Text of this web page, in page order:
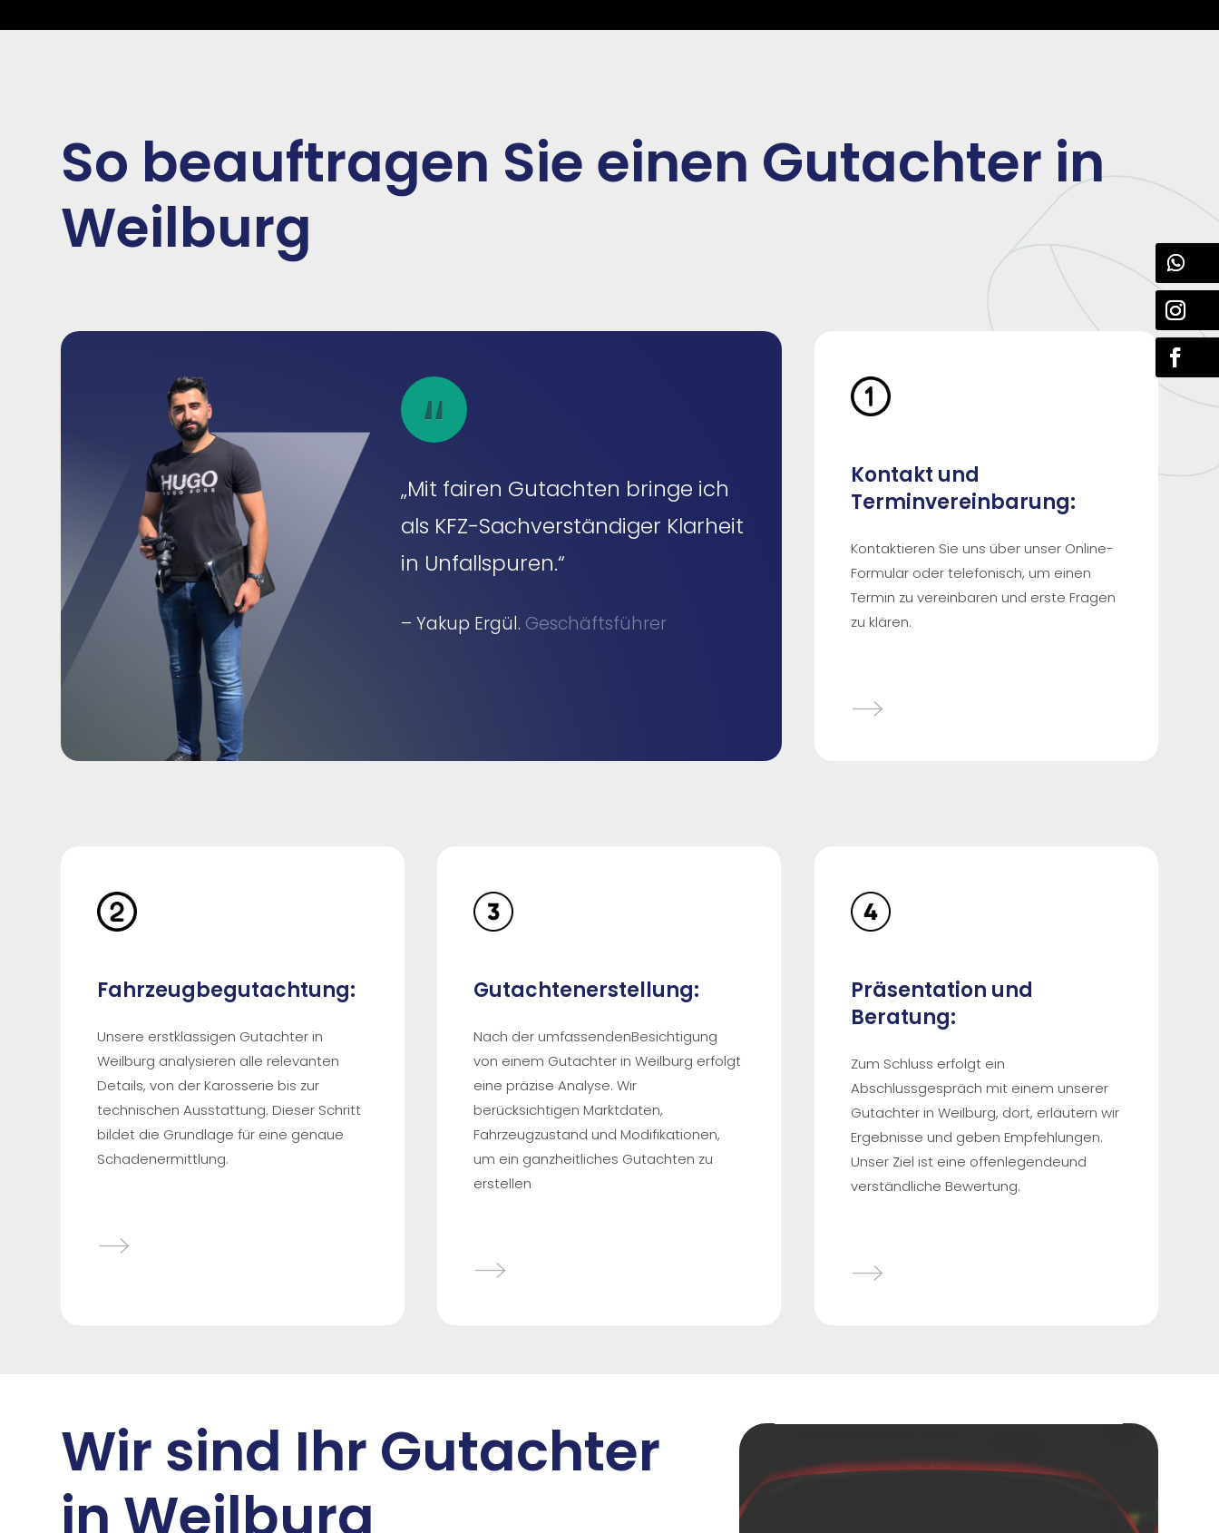
So beauftragen Sie einen Gutachter in
Weilburg
„Mit fairen Gutachten bringe ich
als KFZ-Sachverständiger Klarheit
in Unfallspuren.“
– Yakup Ergül. Geschäftsführer
Kontakt und
Terminvereinbarung:
Kontaktieren Sie uns über unser Online-
Formular oder telefonisch, um einen
Termin zu vereinbaren und erste Fragen
zu klären.
Fahrzeugbegutachtung:
Unsere erstklassigen Gutachter in
Weilburg analysieren alle relevanten
Details, von der Karosserie bis zur
technischen Ausstattung. Dieser Schritt
bildet die Grundlage für eine genaue
Schadenermittlung.
Gutachtenerstellung:
Nach der umfassendenBesichtigung
von einem Gutachter in Weilburg erfolgt
eine präzise Analyse. Wir
berücksichtigen Marktdaten,
Fahrzeugzustand und Modifikationen,
um ein ganzheitliches Gutachten zu
erstellen
Präsentation und
Beratung:
Zum Schluss erfolgt ein
Abschlussgespräch mit einem unserer
Gutachter in Weilburg, dort, erläutern wir
Ergebnisse und geben Empfehlungen.
Unser Ziel ist eine offenlegendeund
verständliche Bewertung.
Wir sind Ihr Gutachter
in Weilburg